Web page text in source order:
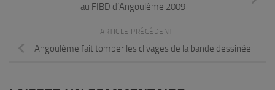
au FIBD d’Angoulême 2009
ARTICLE PRÉCÉDENT
Angoulême fait tomber les clivages de la bande dessinée